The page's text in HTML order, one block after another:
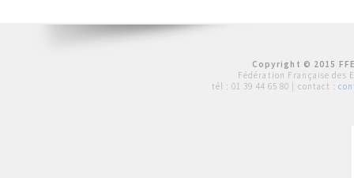
Copyright © 2015
Fédération Française des
tél : 01 39 44 65 80 | contact :